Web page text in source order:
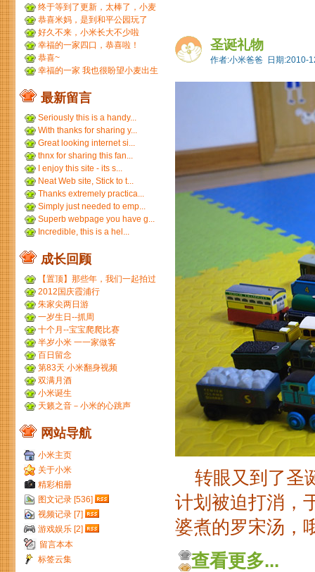
圣诞礼物
作者:小米爸爸 日期:2010-
转眼又到了圣
计划被迫打消，
婆煮的罗宋汤，
查看更多...
呢？
终于等到了更新，太棒了，小麦
和小米小时候一个模子刻...
恭喜米妈，是到和平公园玩了
吗？ ...
好久不来，小米长大不少啦
幸福的一家四口，恭喜啦！
恭喜~
幸福的一家 我也很盼望小麦出生
最新留言
Seriously this is a handy...
With thanks for sharing y...
Great looking internet si...
thnx for sharing this fan...
I enjoy this site - its s...
Neat Web site, Stick to t...
Thanks extremely practica...
Simply just needed to emp...
Superb webpage you have g...
Incredible, this is a hel...
成长回顾
【置顶】那些年，我们一起拍过
的胶片...
2012国庆霞浦行
朱家尖两日游
一岁生日--抓周
十个月--宝宝爬爬比赛
半岁小米 一一家做客
百日留念
第83天 小米翻身视频
双满月酒
小米诞生
天籁之音－小米的心跳声
网站导航
小米主页
关于小米
精彩相册
图文记录 [536]
视频记录 [7]
游戏娱乐 [2]
留言本本
标签云集